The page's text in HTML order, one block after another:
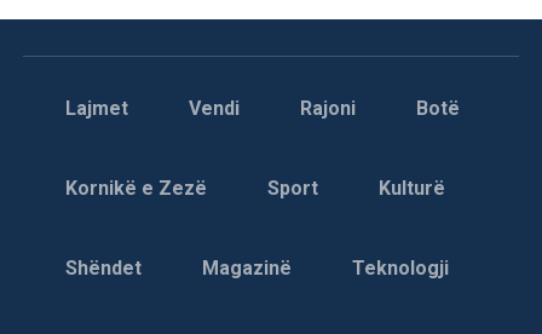
Lajmet Vendi Rajoni Botë
Kornikë e Zezë Sport Kulturë
Shëndet Magazinë Teknologji